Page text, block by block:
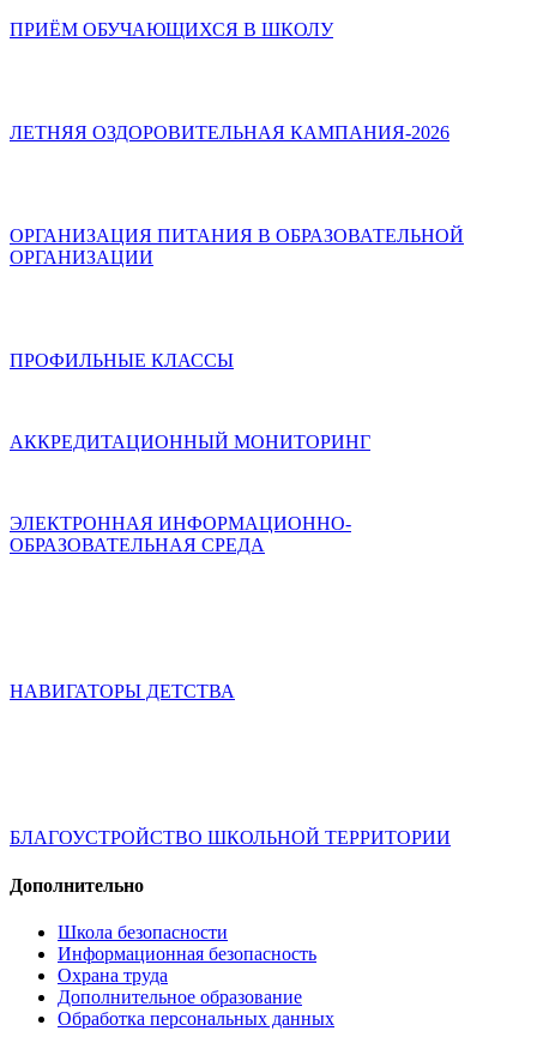
ПРИЁМ ОБУЧАЮЩИХСЯ В ШКОЛУ
ЛЕТНЯЯ ОЗДОРОВИТЕЛЬНАЯ КАМПАНИЯ-2026
ОРГАНИЗАЦИЯ ПИТАНИЯ В ОБРАЗОВАТЕЛЬНОЙ
ОРГАНИЗАЦИИ
ПРОФИЛЬНЫЕ КЛАССЫ
АККРЕДИТАЦИОННЫЙ МОНИТОРИНГ
ЭЛЕКТРОННАЯ ИНФОРМАЦИОННО-
ОБРАЗОВАТЕЛЬНАЯ СРЕДА
НАВИГАТОРЫ ДЕТСТВА
БЛАГОУСТРОЙСТВО ШКОЛЬНОЙ ТЕРРИТОРИИ
Дополнительно
Школа безопасности
Информационная безопасность
Охрана труда
Дополнительное образование
Обработка персональных данных